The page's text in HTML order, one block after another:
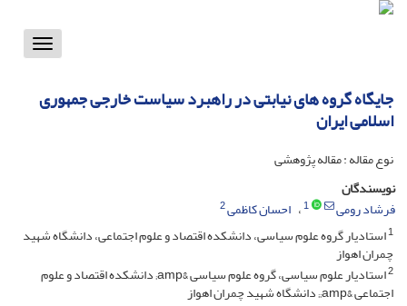
Toggle
جایگاه گروه های نیابتی در راهبرد سیاست خارجی جمهوری
اسلامی ایران
نوع مقاله : مقاله پژوهشی
نویسندگان
فرشاد رومی
1 احسان کاظمی2
1استادیار گروه علوم سیاسی، دانشکده اقتصاد و علوم اجتماعی، دانشگاه شهید
چمران اهواز
2 استادیار علوم سیاسی، گروه علوم سیاسی &amp; دانشکده اقتصاد و علوم
اجتماعی &amp;; دانشگاه شهید چمران اهواز